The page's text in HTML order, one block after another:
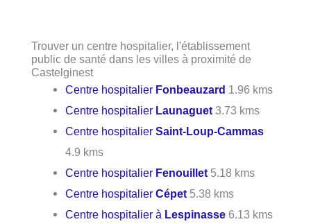
Trouver un centre hospitalier, l'établissement
public de santé dans les villes à proximité de
Castelginest
Centre hospitalier Fonbeauzard 1.96 kms
Centre hospitalier Launaguet 3.73 kms
Centre hospitalierSaint-Loup-Cammas
4.9 kms
Centre hospitalier Fenouillet 5.18 kms
Centre hospitalierCépet 5.38 kms
Centre hospitalier à Lespinasse 6.13 kms